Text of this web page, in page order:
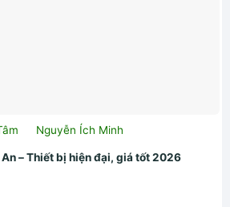
Nguyễn Ích Minh
– Thiết bị hiện đại, giá tốt 2026